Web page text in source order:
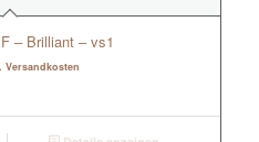
– Brilliant – vs1
Versandkosten